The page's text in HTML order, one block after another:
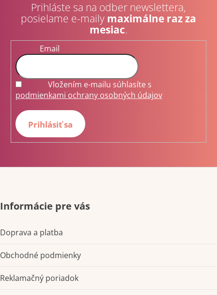
Prihláste sa na odber newslettera,
posielame e-maily maximálne raz za
mesiac.
Email
Vložením e-mailu súhlasíte s
podmienkami ochrany osobných údajov
Prihlásiť sa
Informácie pre vás
Doprava a platba
Obchodné podmienky
Reklamačný poriadok